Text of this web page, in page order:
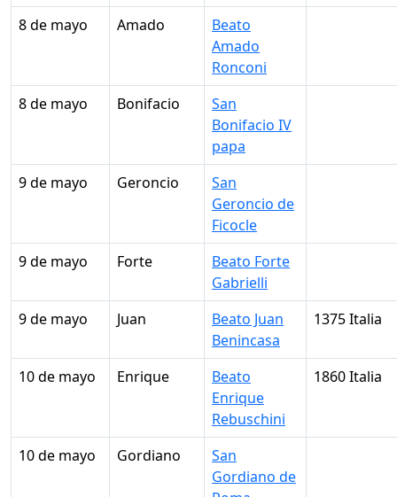
8 de mayo
Amado
Beato
Amado
Ronconi
8 de mayo
Bonifacio
San
Bonifacio IV
papa
9 de mayo
Geroncio
San
Geroncio de
Ficocle
9 de mayo
Forte
Beato Forte
Gabrielli
9 de mayo
Juan
Beato Juan
Benincasa
1375 Italia
10 de mayo Enrique
Beato
Enrique
Rebuschini
1860 Italia
10 de mayo Gordiano
San
Gordiano de